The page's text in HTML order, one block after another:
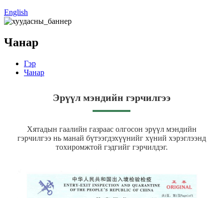
English
Чанар
Гэр
Чанар
Эрүүл мэндийн гэрчилгээ
Хятадын гаалийн газраас олгосон эрүүл мэндийн
гэрчилгээ нь манай бүтээгдэхүүнийг хүний ​​хэрэглээнд
тохиромжтой гэдгийг гэрчилдэг.